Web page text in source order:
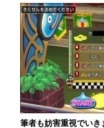
筆者も妨害重視でいき